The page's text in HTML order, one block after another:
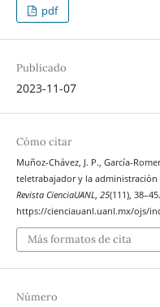
pdf
Publicado
2023-11-07
Cómo citar
Muñoz-Chávez, J. P., García-
teletrabajador y la
Revista CienciaUANL 25(111),
https://cienciauanl.uanl.mx/ojs/
Más formatos de cita
Número